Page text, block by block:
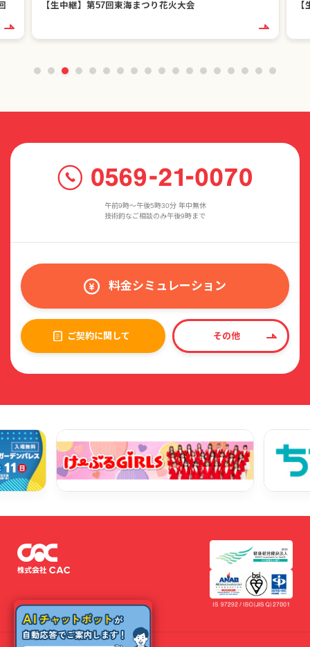
【生中継】第57回東海まつり花火大会
午前9時〜午後5時30分 年中無休
技術的なご相談のみ午後9時まで
料金シミュレーション
ご契約に関して その他